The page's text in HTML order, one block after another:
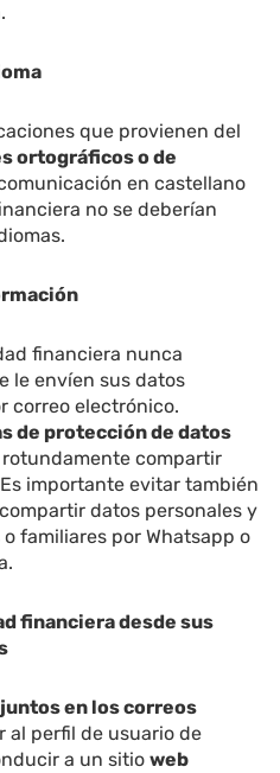
que provienen del
ortográficos o de
en castellano
no se deberían
financiera nunca
le envíen sus datos
correo electrónico.
de protección de datos
compartir
Es importante evitar también
datos personales y
familiares por Whatsapp o
financiera desde sus
en los correos
al perfil de usuario de
a un sitioweb